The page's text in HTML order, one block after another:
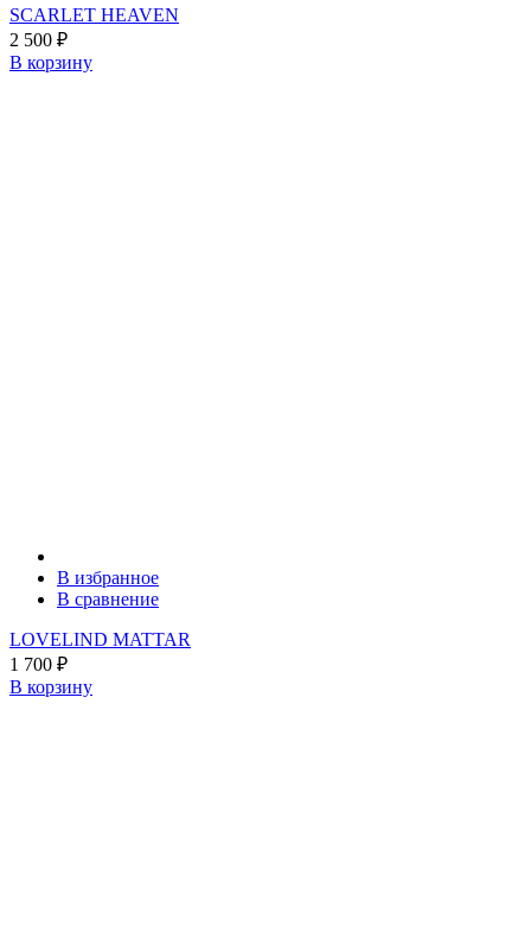
SCARLET HEAVEN
2 500 ₽
В корзину
В избранное
В сравнение
LOVELIND MATTAR
1 700 ₽
В корзину